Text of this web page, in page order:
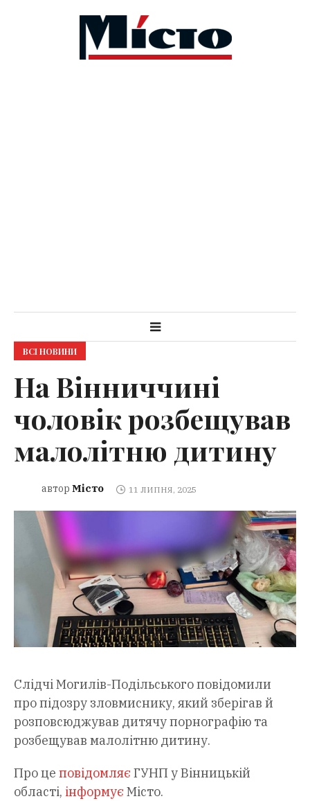
ВСІ НОВИНИ
На Вінниччині
чоловік розбещував
малолітню дитину
автор Місто 11 ЛИПНЯ, 2025
Слідчі Могилів-Подільського повідомили
про підозру зловмиснику, який зберігав й
розповсюджував дитячу порнографію та
розбещував малолітню дитину.
Про це повідомляє ГУНП у Вінницькій
області, інформує Місто.